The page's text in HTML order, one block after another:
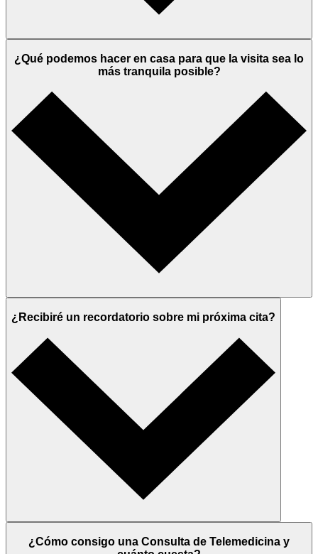
¿Qué podemos hacer en casa para que la visita sea lo
más tranquila posible?
¿Recibiré un recordatorio sobre mi próxima cita?
¿Cómo consigo una Consulta de Telemedicina y